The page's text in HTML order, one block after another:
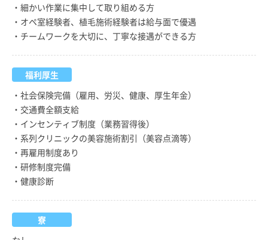
・細かい作業に集中して取り組める方
・オペ室経験者、植毛施術経験者は給与面で優遇
・チームワークを大切に、丁寧な接遇ができる方
福利厚生
・社会保険完備（雇用、労災、健康、厚生年金）
・交通費全額支給
・インセンティブ制度（業務習得後）
・系列クリニックの美容施術割引（美容点滴等）
・再雇用制度あり
・研修制度完備
・健康診断
寮